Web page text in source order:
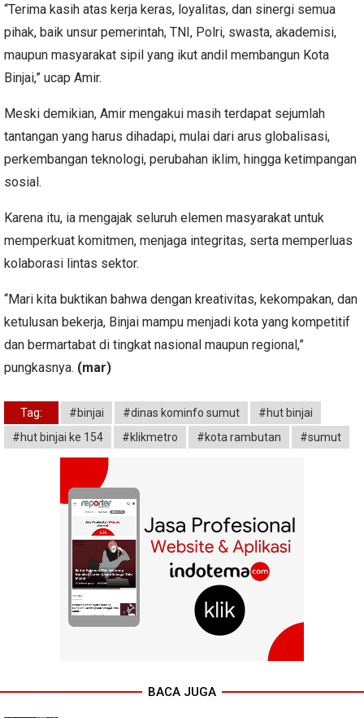
“Terima kasih atas kerja keras, loyalitas, dan sinergi semua
pihak, baik unsur pemerintah, TNI, Polri, swasta, akademisi,
maupun masyarakat sipil yang ikut andil membangun Kota
Binjai,” ucap Amir.
Meski demikian, Amir mengakui masih terdapat sejumlah
tantangan yang harus dihadapi, mulai dari arus globalisasi,
perkembangan teknologi, perubahan iklim, hingga ketimpangan
sosial.
Karena itu, ia mengajak seluruh elemen masyarakat untuk
memperkuat komitmen, menjaga integritas, serta memperluas
kolaborasi lintas sektor.
“Mari kita buktikan bahwa dengan kreativitas, kekompakan, dan
ketulusan bekerja, Binjai mampu menjadi kota yang kompetitif
dan bermartabat di tingkat nasional maupun regional,”
pungkasnya. (mar)
Tag: #binjai #dinas kominfo sumut
#hut binjai
#hut binjai ke 154
#klikmetro #kota rambutan #sumut
BACA JUGA